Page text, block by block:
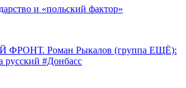
и «польский фактор»
Роман Рыкалов (группа ЕЩЁ):
русский #Донбасс